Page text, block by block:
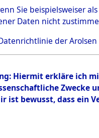
Ort ihrer
0003
Sie beispielsweiser
Daten nicht
der Arolsen
Hiermit erkläre ich
Zwecke
ist bewusst, dass ein